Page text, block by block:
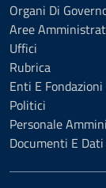
Organi Di
Aree
Uffici
Rubrica
Enti E Fondazioni
Politici
Personale
Documenti E Dati